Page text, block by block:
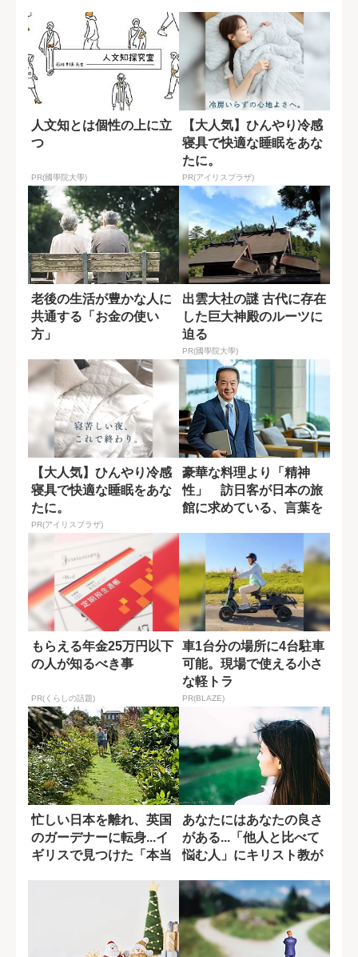
人文知とは個性の上に立
つ
PR(國學院大學)
【大人気】ひんやり冷感
寝具で快適な睡眠をあな
たに。
PR(アイリスプラザ)
老後の生活が豊かな人に
共通する「お金の使い
方」
出雲大社の謎 古代に存在
した巨大神殿のルーツに
迫る
PR(國學院大學)
【大人気】ひんやり冷感
寝具で快適な睡眠をあな
たに。
PR(アイリスプラザ)
豪華な料理より「精神
性」 訪日客が日本の旅
館に求めている、言葉を
もらえる年金25万円以下
の人が知るべき事
PR(くらしの話題)
車1台分の場所に4台駐車
可能。現場で使える小さ
な軽トラ
PR(BLAZE)
忙しい日本を離れ、英国
のガーデナーに転身...イ
ギリスで見つけた「本当
あなたにはあなたの良さ
がある...「他人と比べて
悩む人」にキリスト教が